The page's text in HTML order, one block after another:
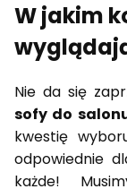
W jakim
Nie da się
sofy do
kwestię
odpowiednie
każde!